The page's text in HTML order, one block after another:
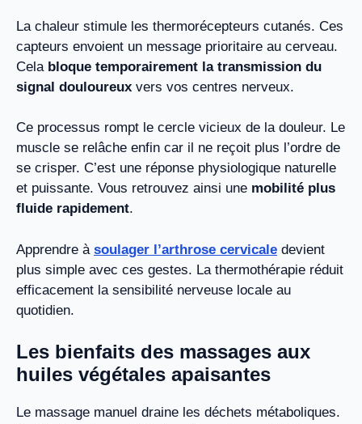
La chaleur stimule les thermorécepteurs cutanés. Ces
capteurs envoient un message prioritaire au cerveau.
Cela bloque temporairement la transmission du
signal douloureux vers vos centres nerveux.
Ce processus rompt le cercle vicieux de la douleur. Le
muscle se relâche enfin car il ne reçoit plus l’ordre de
se crisper. C’est une réponse physiologique naturelle
et puissante. Vous retrouvez ainsi une mobilité plus
fluide rapidement.
Apprendre à soulager l’arthrose cervicale devient
plus simple avec ces gestes. La thermothérapie réduit
efficacement la sensibilité nerveuse locale au
quotidien.
Les bienfaits des massages aux
huiles végétales apaisantes
Le massage manuel draine les déchets métaboliques.